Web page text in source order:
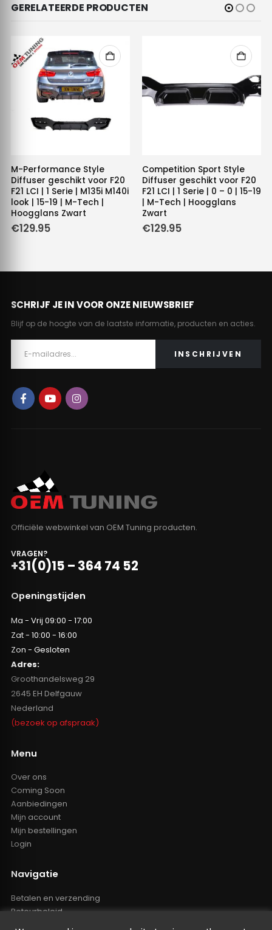
GERELATEERDE PRODUCTEN
M-Performance Style
Diffuser geschikt voor F20
F21 LCI | 1 Serie | M135i M140i
look | 15-19 | M-Tech |
Hoogglans Zwart
€129.95
Competition Sport Style
Diffuser geschikt voor F20
F21 LCI | 1 Serie | 0 – 0 | 15-19
| M-Tech | Hoogglans
Zwart
€129.95
SCHRIJF JE IN VOOR ONZE NIEUWSBRIEF
Blijf op de hoogte van de laatste informatie, producten en acties.
Officiële webwinkel van OEM Tuning producten.
VRAGEN?
+31(0)15 – 364 74 52
Openingstijden
Ma - Vrij 09:00 - 17:00
Zat - 10:00 - 16:00
Zon - Gesloten
Adres:
Groothandelsweg 29
2645 EH Delfgauw
Nederland
(bezoek op afspraak)
Menu
Over ons
Coming Soon
Aanbiedingen
Mijn account
Mijn bestellingen
Login
Navigatie
Betalen en verzending
Retourbeleid